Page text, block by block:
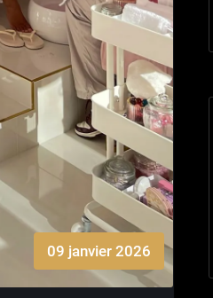
09 janvier 2026